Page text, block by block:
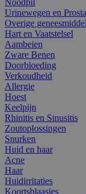
Urinewegen en
Overige
Hart en Vaatstelsel
Aambeien
Zware Benen
Doorbloeding
Verkoudheid
Allergie
Hoest
Keelpijn
Rhinitis en Sinusitis
Zoutoplossingen
Snurken
Huid en haar
Acne
Haar
Huidirritaties
Koortsblaasjes